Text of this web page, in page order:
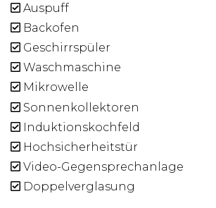
Auspuff
Backofen
Geschirrspüler
Waschmaschine
Mikrowelle
Sonnenkollektoren
Induktionskochfeld
Hochsicherheitstür
Video-Gegensprechanlage
Doppelverglasung